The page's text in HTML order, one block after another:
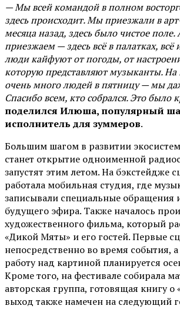
— Мы всей командой в полном
здесь происходит. Мы приезжали в
месяца назад, здесь было чистое поле.
приезжаем — здесь всё в палатках, всё
люди кайфуют от погоды, от
которую представляют музыканты.
очень много людей в пятницу — мы
Спасибо всем, кто собрался. Это было
поделился Илюша, популярный
исполнитель для зуммеров.
Большим шагом в развитии
станет открытие одноименной
запустят этим летом. На бэкстейдже
работала мобильная студия, где
записывали специальные обращения
будущего эфира. Также началось
художественного фильма, который
«Дикой Мяты» и его гостей. Первые
непосредственно во время события,
работу над картиной планируется
Кроме того, на фестивале собирала
авторская группа, готовящая книгу о
выход также намечен на следующий